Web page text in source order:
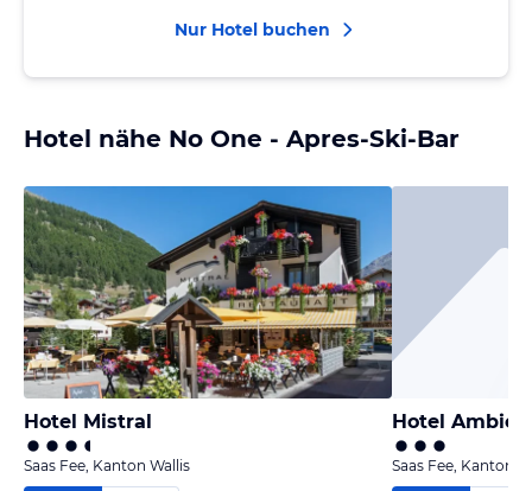
Nur Hotel buchen
Hotel nähe No One - Apres-Ski-Bar
Hotel Mistral
Saas Fee, Kanton Wallis
Hotel
Saas Fee, Kanton